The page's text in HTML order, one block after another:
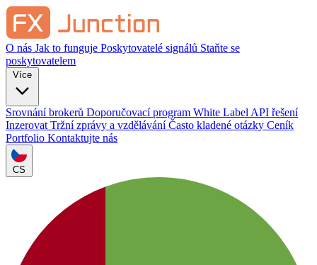
O nás Jak to funguje Poskytovatelé signálů Staňte se
poskytovatelem
Srovnání brokerů Doporučovací program White Label API řešení
Inzerovat Tržní zprávy a vzděláváníČasto kladené otázky Ceník
Portfolio Kontaktujte nás
CS